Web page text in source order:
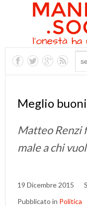
Meglio
Matteo Renzi
male a chi
19 Dicembre 2015
Pubblicato in Politica